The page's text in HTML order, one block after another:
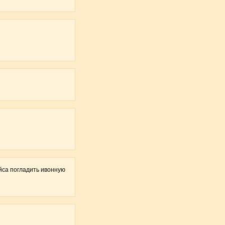
погладить ивонную